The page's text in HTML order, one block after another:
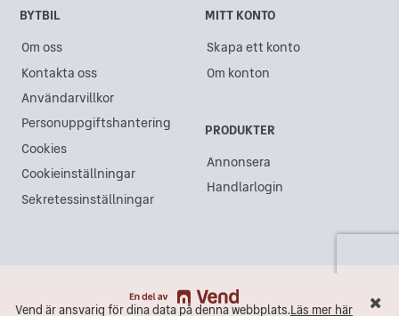
Vend är ansvarig för dina data på denna webbplats.Läs mer här
BYTBIL
Om oss
Kontakta oss
Användarvillkor
Personuppgiftshantering
Cookies
Cookieinställningar
Sekretessinställningar
MITT KONTO
Skapa ett konto
Om konton
PRODUKTER
Annonsera
Handlarlogin
Vend är ansvarig för dina data på denna webbplats.Läs mer här